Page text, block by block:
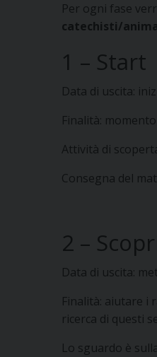
Per ogni fase
catechisti/
1 – Start
Data di uscita:
Finalità:
Attività di
Consegna del
2 –
Data di uscita:
Finalità: aiutare i
ricerca di questi
Lo sguardo è